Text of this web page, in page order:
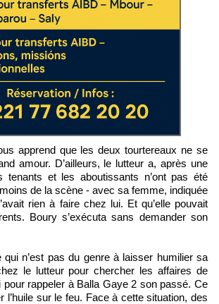
amour. D’ailleurs, le lutteur a, après une
tenants et les aboutissants n’ont pas été
de la scène - avec sa femme, indiquée
rien à faire chez lui. Et qu’elle pouvait
Boury s’exécuta sans demander son
qui n’est pas du genre à laisser humilier sa
le lutteur pour chercher les affaires de
rappeler à Balla Gaye 2 son passé. Ce
l’huile sur le feu. Face à cette situation, des